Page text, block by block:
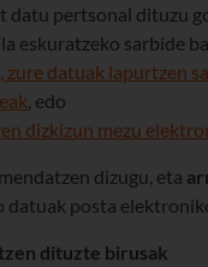
datu pertsonal dituzu
eskuratzeko sarbide
zure datuak lapurtzen
, edo
dizkizun mezu
dizugu, eta
datuak posta
dituzte birusak